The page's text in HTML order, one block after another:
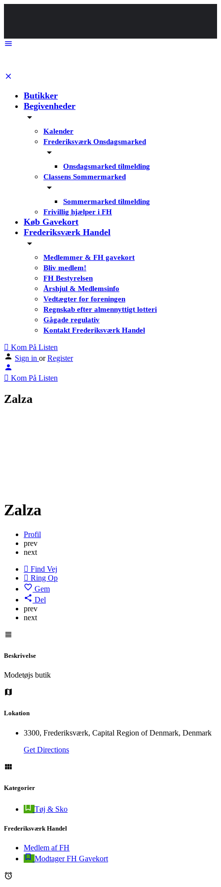
Butikker
Begivenheder
Kalender
Frederiksværk Onsdagsmarked
Onsdagsmarked tilmelding
Classens Sommermarked
Sommermarked tilmelding
Frivillig hjælper i FH
Køb Gavekort
Frederiksværk Handel
Medlemmer & FH gavekort
Bliv medlem!
FH Bestyrelsen
Årshjul & Medlemsinfo
Vedtægter for foreningen
Regnskab efter almennyttigt lotteri
Gågade regulativ
Kontakt Frederiksværk Handel
Kom På Listen
Sign in or Register
Kom På Listen
Zalza
Zalza
Profil
prev
next
Find Vej
Ring Op
Gem
Del
prev
next
Beskrivelse
Modetøjs butik
Lokation
3300, Frederiksværk, Capital Region of Denmark, Denmark
Get Directions
Kategorier
Tøj & Sko
Frederiksværk Handel
Medlem af FH
Modtager FH Gavekort